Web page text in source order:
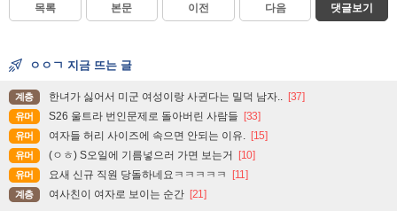
목록 본문 이전 다음 댓글보기
ㅇㅇㄱ 지금 뜨는 글
계층 한녀가 싫어서 미군 여성이랑 사귄다는 밀덕 남자.. [37]
유머 S26 울트라 번인문제로 돌아버린 사람들 [33]
유머 여자들 허리 사이즈에 속으면 안되는 이유. [15]
유머 (ㅇㅎ) S오일에 기름넣으러 가면 보는거 [10]
유머 요새 신규 직원 당돌하네요ㅋㅋㅋㅋㅋ [11]
계층 여사친이 여자로 보이는 순간 [21]